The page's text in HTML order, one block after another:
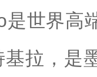
是世界高
拉，是